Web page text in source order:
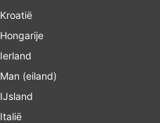
Kroatië
Hongarije
Ierland
Man (eiland)
IJsland
Italië